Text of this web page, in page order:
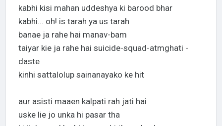
kabhi kisi mahan uddeshya ki barood bhar
kabhi... oh! is tarah ya us tarah
banae ja rahe hai manav-bam
taiyar kie ja rahe hai suicide-squad-atmghati -
daste
kinhi sattalolup sainanayako ke hit
aur asisti maaen kalpati rah jati hai
uske lie jo unka hi pasar tha